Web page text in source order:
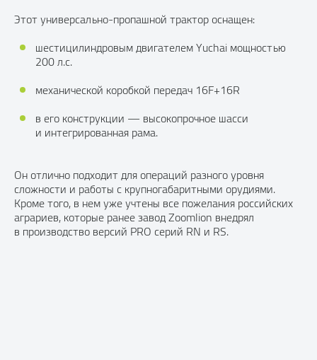
Этот универсально-пропашной трактор оснащен:
шестицилиндровым двигателем Yuchai мощностью
200 л.с.
механической коробкой передач 16F+16R
в его конструкции — высокопрочное шасси
и интегрированная рама.
Он отлично подходит для операций разного уровня
сложности и работы с крупногабаритными орудиями.
Кроме того, в нем уже учтены все пожелания российских
аграриев, которые ранее завод Zoomlion внедрял
в производство версий PRO серий RN и RS.